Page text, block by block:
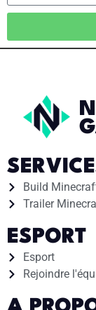
Build
Trailer
ESPORT
Esport
Rejoindre